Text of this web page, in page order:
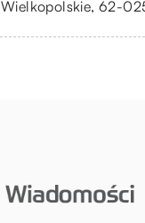
Wielkopolskie, 62-